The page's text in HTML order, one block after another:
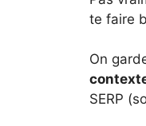
te faire
On
SERP